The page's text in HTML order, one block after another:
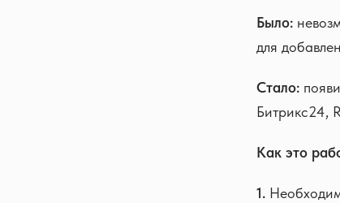
Было:
для
Стало:
Битрикс24,
Как это
1.